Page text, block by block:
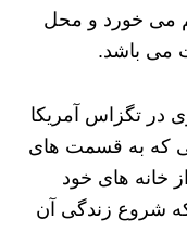
می خورد و محل
می باشد.
در تگزاس آمریکا
که به قسمت های
خانه های خود
شروع زندگی آن